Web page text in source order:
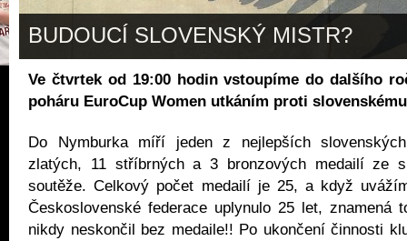
BUDOUCÍ SLOVENSKÝ MISTR?
Ve čtvrtek od 19:00 hodin vstoupíme do dalšího
poháru EuroCup Women utkáním proti
Do Nymburka míří jeden z nejlepších
zlatých, 11 stříbrných a 3 bronzových medailí ze
soutěže. Celkový počet medailí je 25, a když
Československé federace uplynulo 25 let, znamená
nikdy neskončil bez medaile!! Po ukončení činnosti